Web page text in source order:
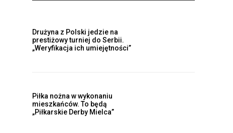
Drużyna z Polski jedzie na
prestiżowy turniej do Serbii.
„Weryfikacja ich umiejętności”
Piłka nożna w wykonaniu
mieszkańców. To będą
„Piłkarskie Derby Mielca”